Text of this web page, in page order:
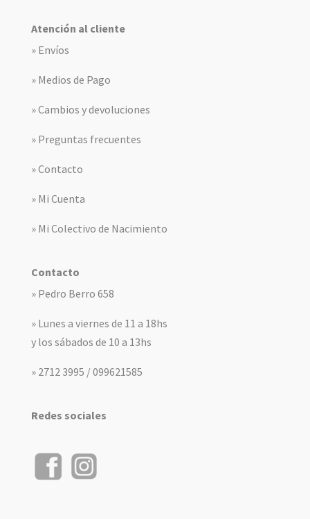
Atención al cliente
» Envíos
» Medios de Pago
» Cambios y devoluciones
» Preguntas frecuentes
» Contacto
» Mi Cuenta
» Mi Colectivo de Nacimiento
Contacto
» Pedro Berro 658
» Lunes a viernes de 11 a 18hs
y los sábados de 10 a 13hs
» 2712 3995 / 099621585
Redes sociales